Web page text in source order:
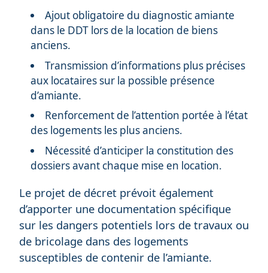
Ajout obligatoire du diagnostic amiante
dans le DDT lors de la location de biens
anciens.
Transmission d’informations plus précises
aux locataires sur la possible présence
d’amiante.
Renforcement de l’attention portée à l’état
des logements les plus anciens.
Nécessité d’anticiper la constitution des
dossiers avant chaque mise en location.
Le projet de décret prévoit également
d’apporter une documentation spécifique
sur les dangers potentiels lors de travaux ou
de bricolage dans des logements
susceptibles de contenir de l’amiante.